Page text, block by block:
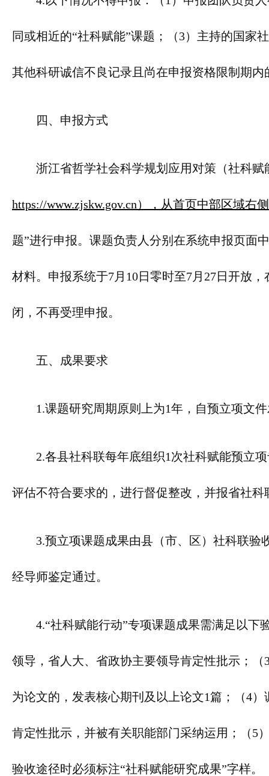
同或相近的“社科赋能”课题；（3）主持的国家
其他科研诚信不良记录且尚在申报资格限制期内
四、申报方式
浙江省哲学社会科学规划应用对策（社科
https://www.zjskw.gov.cn），从首页中部区域右
题”进行申报。课题负责人分别在系统申报页面
材料。申报系统于7月10日零时至7月27日开放
闭，不再受理申报。
五、成果要求
1.课题研究周期原则上为1年，自预立项文
2.各县社科联每年底组织1次社科赋能预立
评估不符合要求的，进行督促整改，并报省社科
3.预立项课题成果由县（市、区）社科联
经导师鉴定通过。
4.“社科赋能行动”专项课题成果需满足以
领导，省人大、省政协主要领导肯定性批示；
为论文的，发表核心期刊及以上论文1篇；（4
肯定性批示，并被有关职能部门采纳运用；（5
验收途径时必须标注“社科赋能研究成果”字样。